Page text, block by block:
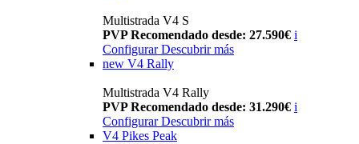
Multistrada V4 S
PVP Recomendado desde: 27.590€ i
Configurar Descubrir más
new V4 Rally
Multistrada V4 Rally
PVP Recomendado desde: 31.290€ i
Configurar Descubrir más
V4 Pikes Peak